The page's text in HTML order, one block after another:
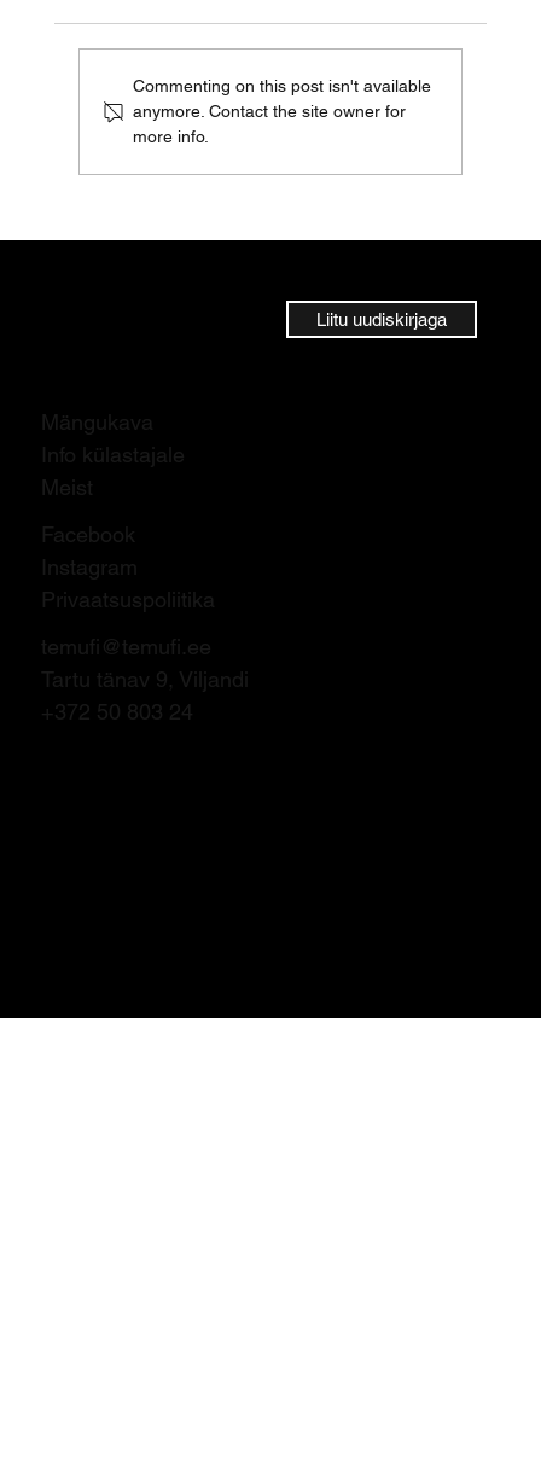
Commenting on this post isn't available
anymore. Contact the site owner for
more info.
Liitu uudiskirjaga
Mängukava
Info külastajale
Meist
Facebook
Instagram
Privaatsuspoliitika
temufi@temufi.ee
Tartu tänav 9, Viljandi
+372 50 803 24